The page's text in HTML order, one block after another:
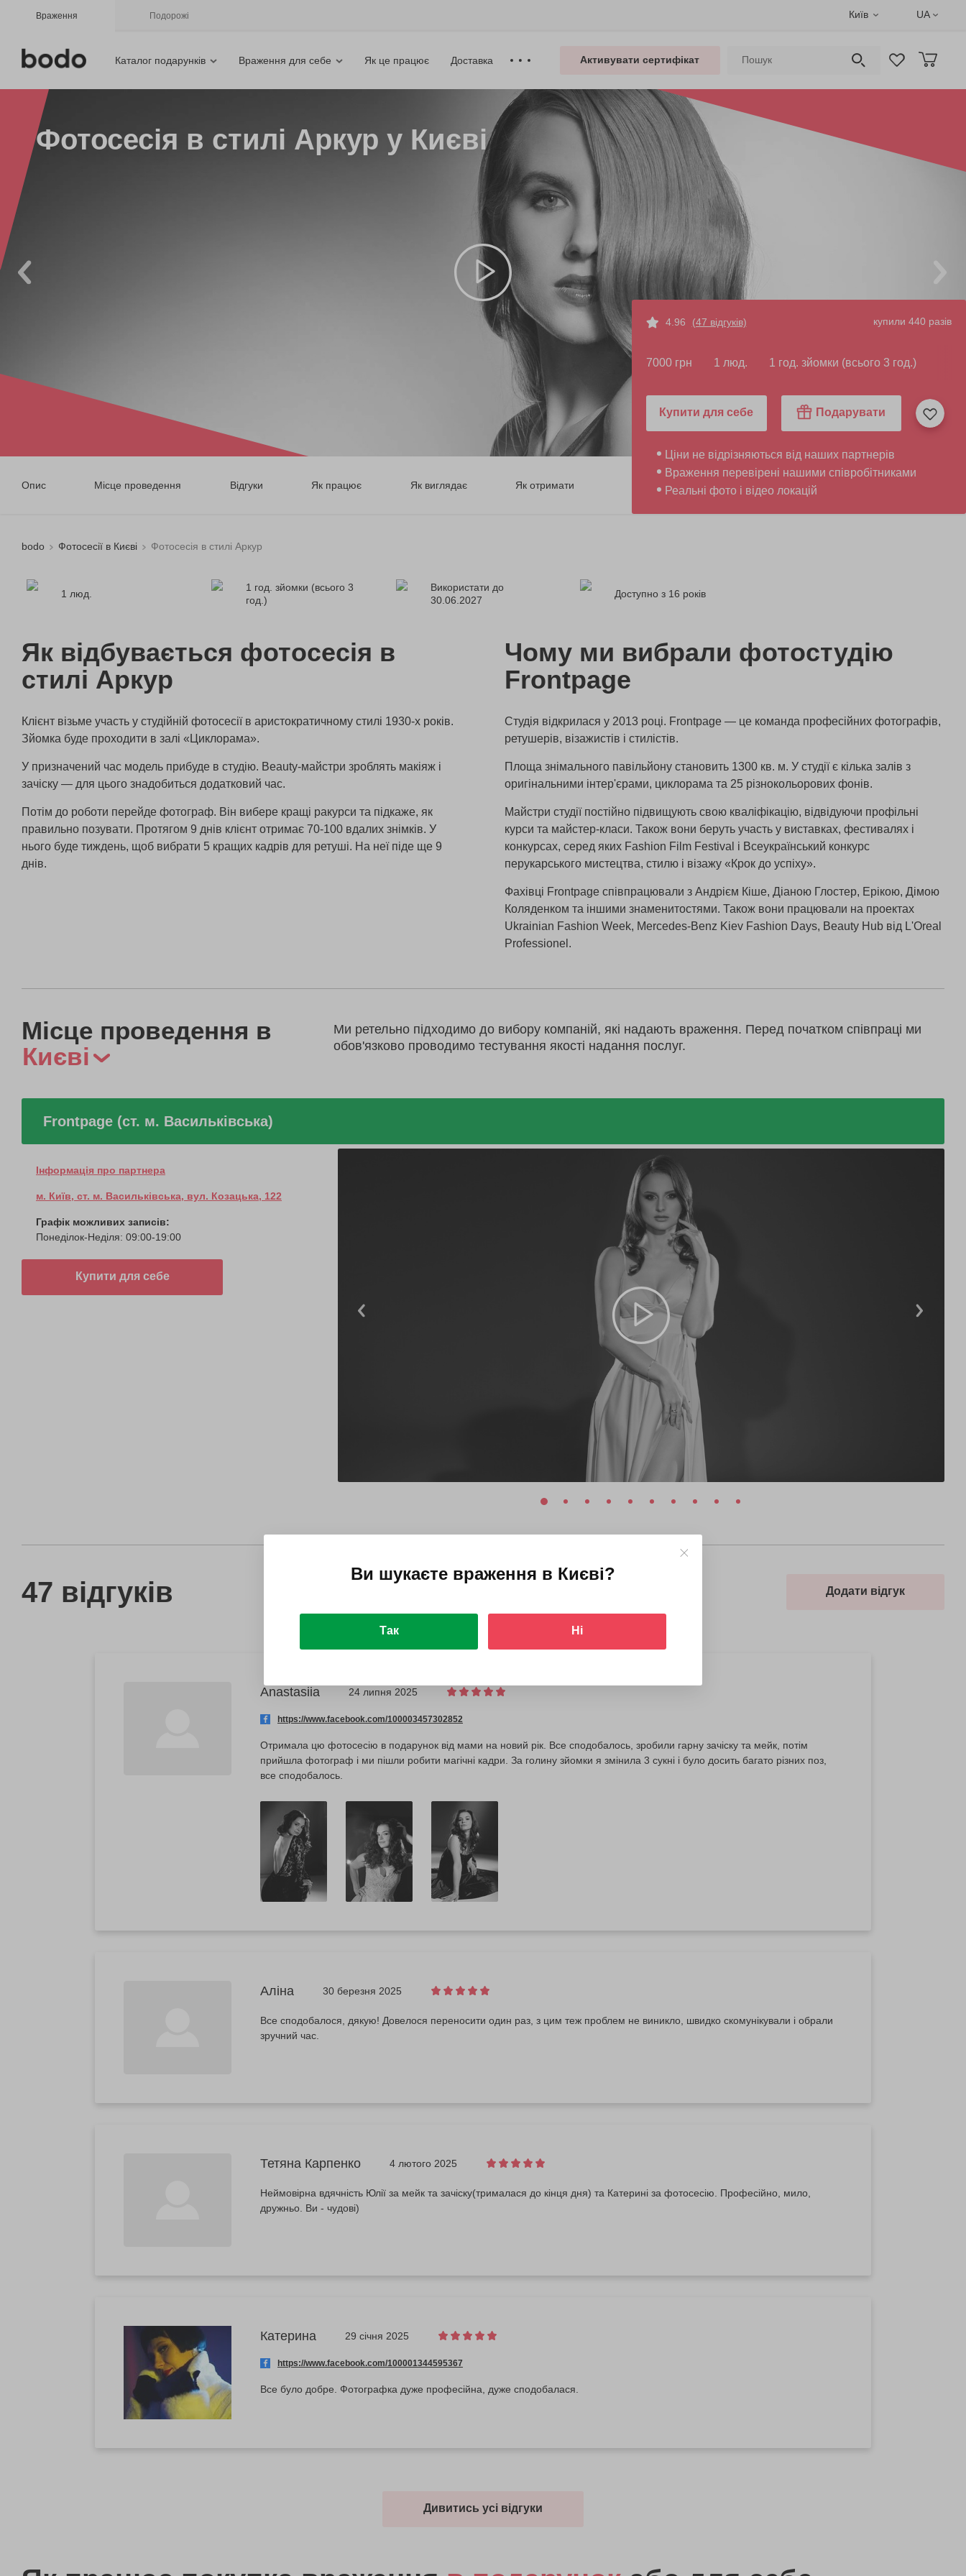
Враження Подорожі Київ UA
Каталог подарунків Враження для себе Як це працює Доставка Активувати сертифікат
Фотосесія в стилі Аркур у Києві
Опис Місце проведення Відгуки Як працює Як виглядає Як отримати
4.96 (47 відгуків) купили 440 разів
7000 грн 1 люд. 1 год. зйомки (всього 3 год.)
Купити для себе Подарувати
Ціни не відрізняються від наших партнерів
Враження перевірені нашими співробітниками
Реальні фото і відео локацій
bodo Фотосесії в Києві Фотосесія в стилі Аркур
1 люд.
1 год. зйомки (всього 3
год.)
Використати до
30.06.2027
Доступно з 16 років
Як відбувається фотосесія в
стилі Аркур
Клієнт візьме участь у студійній фотосесії в аристократичному стилі 1930-х років.
Зйомка буде проходити в залі «Циклорама».
У призначений час модель прибуде в студію. Beauty-майстри зроблять макіяж і
зачіску — для цього знадобиться додатковий час.
Потім до роботи перейде фотограф. Він вибере кращі ракурси та підкаже, як
правильно позувати. Протягом 9 днів клієнт отримає 70-100 вдалих знімків. У
нього буде тиждень, щоб вибрати 5 кращих кадрів для ретуші. На неї піде ще 9
днів.
Чому ми вибрали фотостудію
Frontpage
Студія відкрилася у 2013 році. Frontpage — це команда професійних фотографів,
ретушерів, візажистів і стилістів.
Площа знімального павільйону становить 1300 кв. м. У студії є кілька залів з
оригінальними інтер'єрами, циклорама та 25 різнокольорових фонів.
Майстри студії постійно підвищують свою кваліфікацію, відвідуючи профільні
курси та майстер-класи. Також вони беруть участь у виставках, фестивалях і
конкурсах, серед яких Fashion Film Festival і Всеукраїнський конкурс
перукарського мистецтва, стилю і візажу «Крок до успіху».
Фахівці Frontpage співпрацювали з Андрієм Кіше, Діаною Глостер, Ерікою, Дімою
Коляденком та іншими знаменитостями. Також вони працювали на проектах
Ukrainian Fashion Week, Mercedes-Benz Kiev Fashion Days, Beauty Hub від L'Oreal
Professionel.
Місце проведення в
Києві
Ми ретельно підходимо до вибору компаній, які надають враження. Перед початком співпраці ми
обов'язково проводимо тестування якості надання послуг.
Frontpage (ст. м. Васильківська)
Інформація про партнера
м. Київ, ст. м. Васильківська, вул. Козацька, 122
Графік можливих записів:
Понеділок-Неділя: 09:00-19:00
Купити для себе
47 відгуків Додати відгук
Anastasiia 24 липня 2025
https://www.facebook.com/100003457302852
Отримала цю фотосесію в подарунок від мами на новий рік. Все сподобалось, зробили гарну зачіску та мейк, потім
прийшла фотограф і ми пішли робити магічні кадри. За голину зйомки я змінила 3 сукні і було досить багато різних поз,
все сподобалось.
Аліна 30 березня 2025
Все сподобалося, дякую! Довелося переносити один раз, з цим теж проблем не виникло, швидко скомунікували і обрали
зручний час.
Тетяна Карпенко 4 лютого 2025
Неймовірна вдячність Юлії за мейк та зачіску(трималася до кінця дня) та Катерині за фотосесію. Професійно, мило,
дружньо. Ви - чудові)
Катерина 29 січня 2025
https://www.facebook.com/100001344595367
Все було добре. Фотографка дуже професійна, дуже сподобалася.
Дивитись усі відгуки
Ви шукаєте враження в Києві?
Так Ні